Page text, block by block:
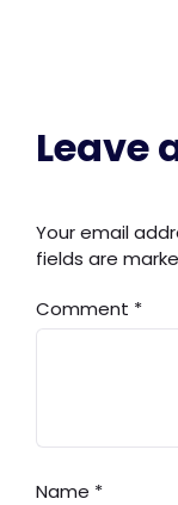
Leave
Your email
fields are
Comment *
Name *